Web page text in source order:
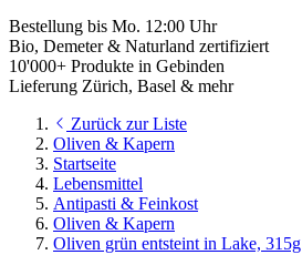
Bestellung bis Mo. 12:00 Uhr
Bio, Demeter & Naturland zertifiziert
10'000+ Produkte in Gebinden
Lieferung Zürich, Basel & mehr
Zurück zur Liste
Oliven & Kapern
Startseite
Lebensmittel
Antipasti & Feinkost
Oliven & Kapern
Oliven grün entsteint in Lake, 315g